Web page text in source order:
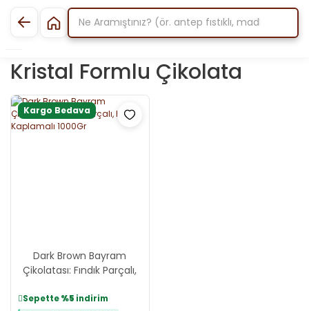
Kristal Formlu Çikolata
Kargo Bedava
Dark Brown Bayram
Çikolatası: Fındık Parçalı,
Sepette%5 indirim